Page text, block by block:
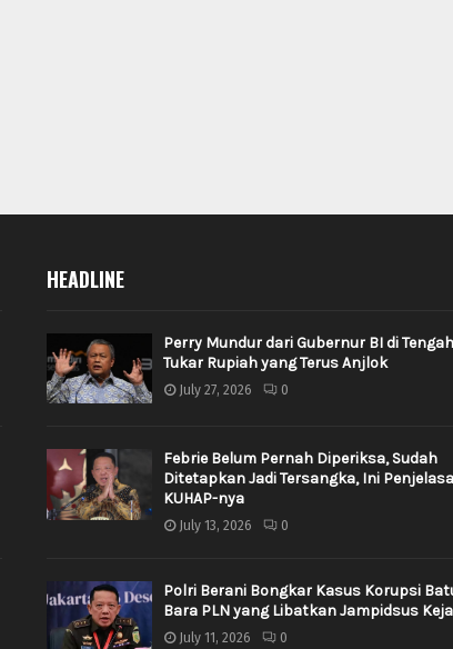
HEADLINE
Perry Mundur dari Gubernur BI di
Tukar Rupiah yang Terus Anjlok
July 27, 2026 0
Febrie Belum Pernah Diperiksa, Sudah
Ditetapkan Jadi Tersangka, Ini
KUHAP-nya
July 13, 2026 0
Polri Berani Bongkar Kasus Korupsi
Bara PLN yang Libatkan Jampidsus
July 11, 2026 0